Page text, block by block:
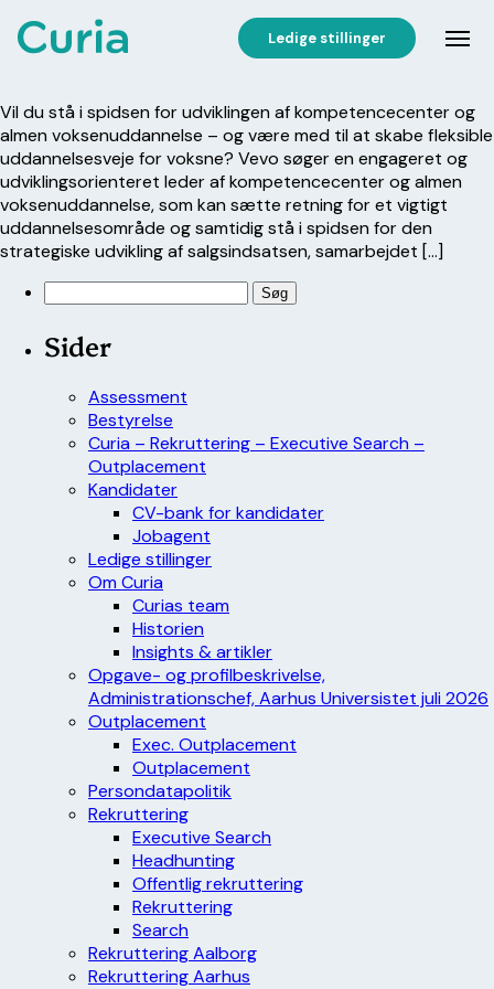
Ledige stillinger
Vil du stå i spidsen for udviklingen af kompetencecenter og
almen voksenuddannelse – og være med til at skabe fleksible
uddannelsesveje for voksne? Vevo søger en engageret og
udviklingsorienteret leder af kompetencecenter og almen
voksenuddannelse, som kan sætte retning for et vigtigt
uddannelsesområde og samtidig stå i spidsen for den
strategiske udvikling af salgsindsatsen, samarbejdet […]
Sider
Assessment
Bestyrelse
Curia – Rekruttering – Executive Search –
Outplacement
Kandidater
CV-bank for kandidater
Jobagent
Ledige stillinger
Om Curia
Curias team
Historien
Insights & artikler
Opgave- og profilbeskrivelse,
Administrationschef, Aarhus Universistet juli 2026
Outplacement
Exec. Outplacement
Outplacement
Persondatapolitik
Rekruttering
Executive Search
Headhunting
Offentlig rekruttering
Rekruttering
Search
Rekruttering Aalborg
Rekruttering Aarhus